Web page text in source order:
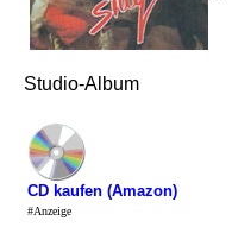
Studio-Album
CD kaufen (Amazon)
#Anzeige